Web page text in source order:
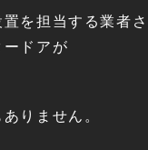
を担当する業者さ
ードアが
りません。